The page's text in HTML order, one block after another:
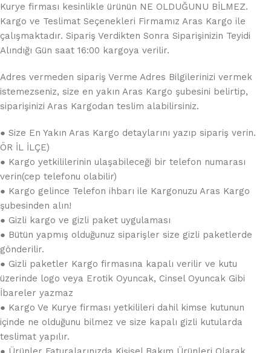
Kurye firması kesinlikle ürünün NE OLDUĞUNU BİLMEZ.
Kargo ve Teslimat Seçenekleri Firmamız Aras Kargo ile
çalışmaktadır. Sipariş Verdikten Sonra Siparişinizin Teyidi
Alındığı Gün saat 16:00 kargoya verilir.
Adres vermeden sipariş Verme Adres Bilgilerinizi vermek
istemezseniz, size en yakın Aras Kargo şubesini belirtip,
siparişinizi Aras Kargodan teslim alabilirsiniz.
● Size En Yakın Aras Kargo detaylarını yazıp sipariş verin.
ÖR İL İLÇE)
● Kargo yetkililerinin ulaşabileceği bir telefon numarası
verin(cep telefonu olabilir)
● Kargo gelince Telefon ihbarı ile Kargonuzu Aras Kargo
şubesinden alın!
● Gizli kargo ve gizli paket uygulaması
● Bütün yapmış olduğunuz siparişler size gizli paketlerde
gönderilir.
● Gizli paketler Kargo firmasına kapalı verilir ve kutu
üzerinde logo veya Erotik Oyuncak, Cinsel Oyuncak Gibi
İbareler yazmaz
● Kargo Ve Kurye firması yetkilileri dahil kimse kutunun
içinde ne olduğunu bilmez ve size kapalı gizli kutularda
teslimat yapılır.